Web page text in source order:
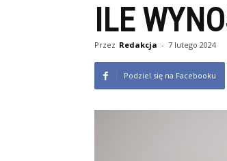
ILE
Przez Redakcja - 7 lutego 2024
Podziel się na Facebooku